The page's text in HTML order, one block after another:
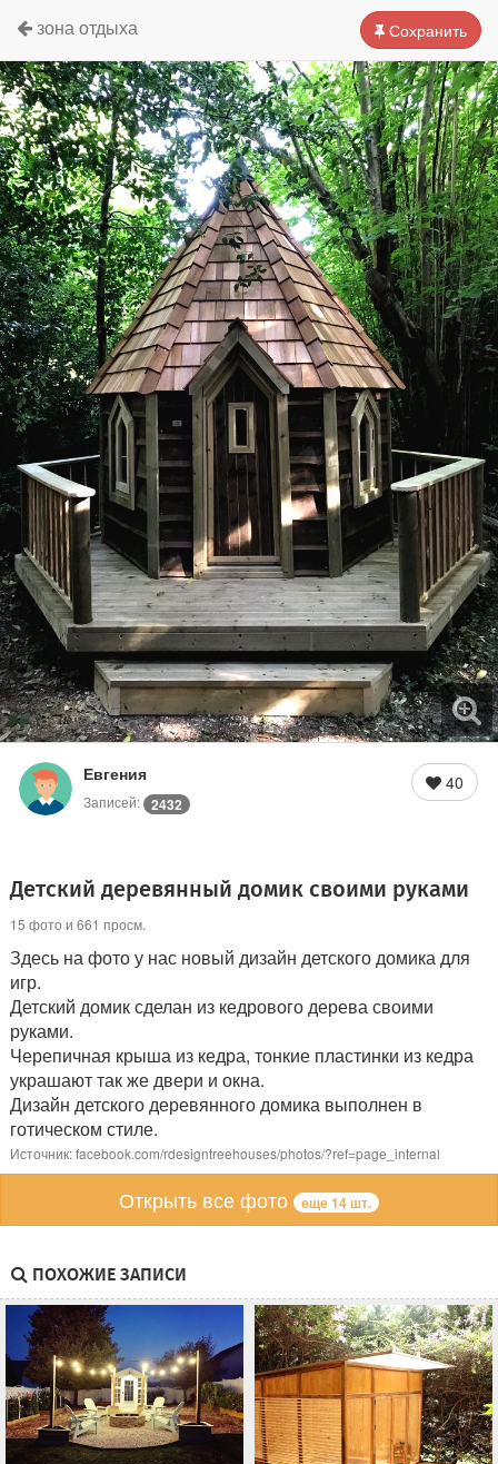
Сохранить
зона отдыха
Евгения
Записей: 2432
40
Детский деревянный домик своими руками
15 фото и 661 просм.
Здесь на фото у нас новый дизайн детского домика для
игр.
Детский домик сделан из кедрового дерева своими
руками.
Черепичная крыша из кедра, тонкие пластинки из кедра
украшают так же двери и окна.
Дизайн детского деревянного домика выполнен в
готическом стиле.
Источник: facebook.com/rdesigntreehouses/photos/?ref=page_internal
Открыть все фото еще 14 шт.
ПОХОЖИЕ ЗАПИСИ